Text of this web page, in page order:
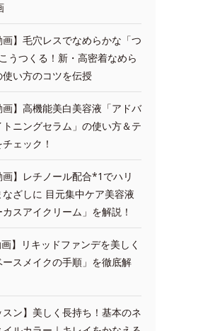
画】毛穴レスでなめらかな「つ
うつくる！新・高密着なめら
い方のコツを伝授
画】高機能美白美容液「アドバ
トニングセラム」の使い方＆テ
ェック！
画】レチノール配合*1でハリ
ざしに 目元集中ケア美容液
カスアイクリーム」を解説！
画】リキッドファンデを美しく
スメイクの手順」を徹底解
スン】美しく長持ち！基本のネ